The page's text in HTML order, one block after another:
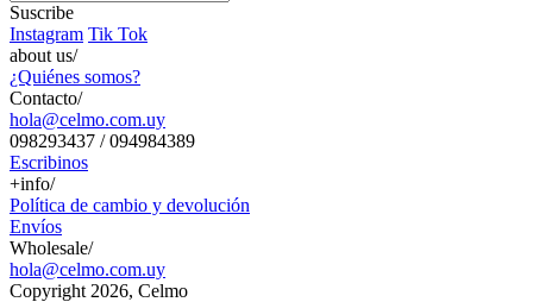
Suscribe
Instagram Tik Tok
about us/
¿Quiénes somos?
Contacto/
hola@celmo.com.uy
098293437 / 094984389
Escribinos
+info/
Política de cambio y devolución
Envíos
Wholesale/
hola@celmo.com.uy
Copyright 2026, Celmo